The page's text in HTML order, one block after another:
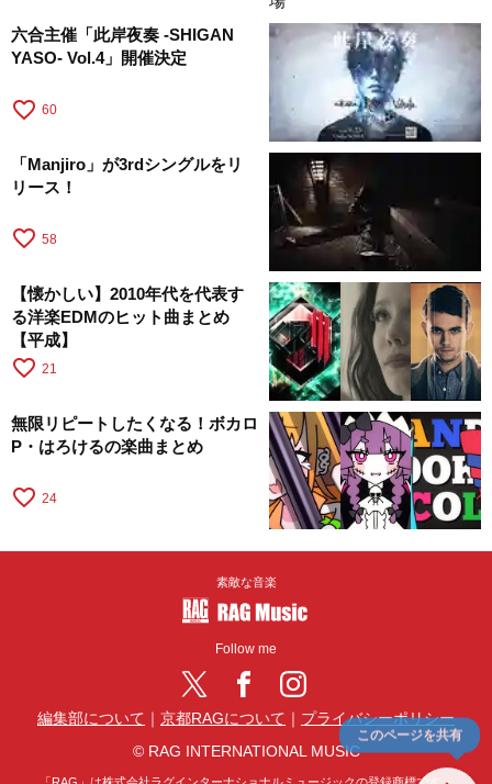
六合主催「此岸夜奏 -SHIGAN
YASO- Vol.4」開催決定
favorite_border 60
「Manjiro」が3rdシングルをリ
リース！
favorite_border 58
【懐かしい】2010年代を代表す
る洋楽EDMのヒット曲まとめ
【平成】
favorite_border 21
無限リピートしたくなる！ボカロ
P・はろけるの楽曲まとめ
favorite_border 24
このページを共有
素敵な音楽
Follow me
編集部について ｜ 京都RAGについて ｜ プライバシーポリシー
© RAG INTERNATIONAL MUSIC
「RAG」は株式会社ラグインターナショナルミュージックの登録商標です。